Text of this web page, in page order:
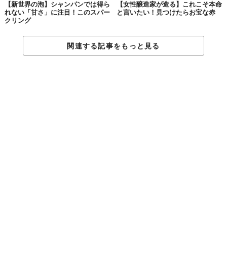
【新世界の泡】シャンパンでは得ら
れない「甘さ」に注目！このスパー
クリング
【女性醸造家が造る】これこそ本命
と言いたい！見つけたらお宝な赤
関連する記事をもっと見る